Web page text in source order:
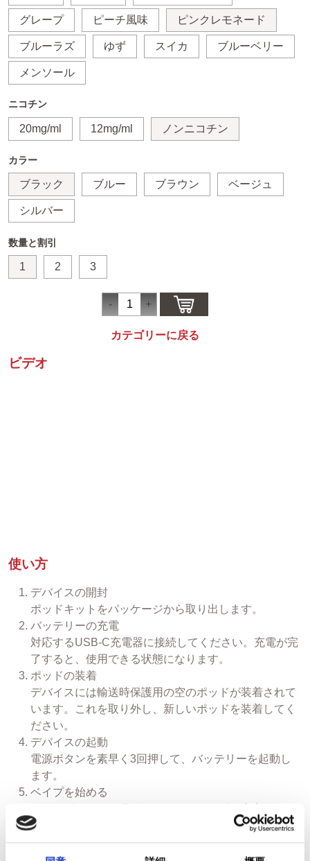
グレープ ピーチ風味 ピンクレモネード
ブルーラズ ゆず スイカ ブルーベリー
メンソール
ニコチン
20mg/ml 12mg/ml ノンニコチン
カラー
ブラック ブルー ブラウン ベージュ
シルバー
数量と割引
1 2 3
カテゴリーに戻る
ビデオ
使い方
デバイスの開封
ポッドキットをパッケージから取り出します。
バッテリーの充電
対応するUSB-C充電器に接続してください。充電が完
了すると、使用できる状態になります。
ポッドの装着
デバイスには輸送時保護用の空のポッドが装着されて
います。これを取り外し、新しいポッドを装着してく
ださい。
デバイスの起動
電源ボタンを素早く3回押して、バッテリーを起動し
ます。
ベイプを始める
イプをお楽しみいただけます。
対応ポッド
本デバイスは Ezee Next ポッド専用 です。